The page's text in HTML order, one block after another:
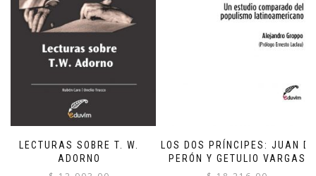
LECTURAS SOBRE T. W.
ADORNO
LOS DOS PRÍNCIPES: JUAN D.
PERÓN Y GETULIO VARGAS